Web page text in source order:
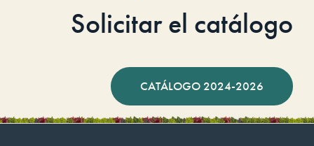
Solicitar el catálogo
CATÁLOGO 2024-2026